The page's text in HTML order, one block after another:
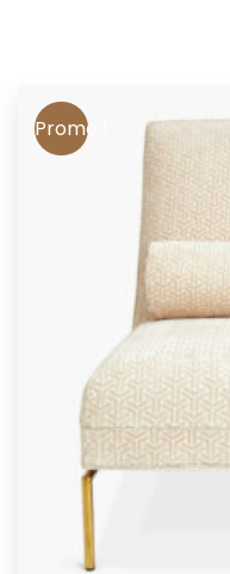
Promo !